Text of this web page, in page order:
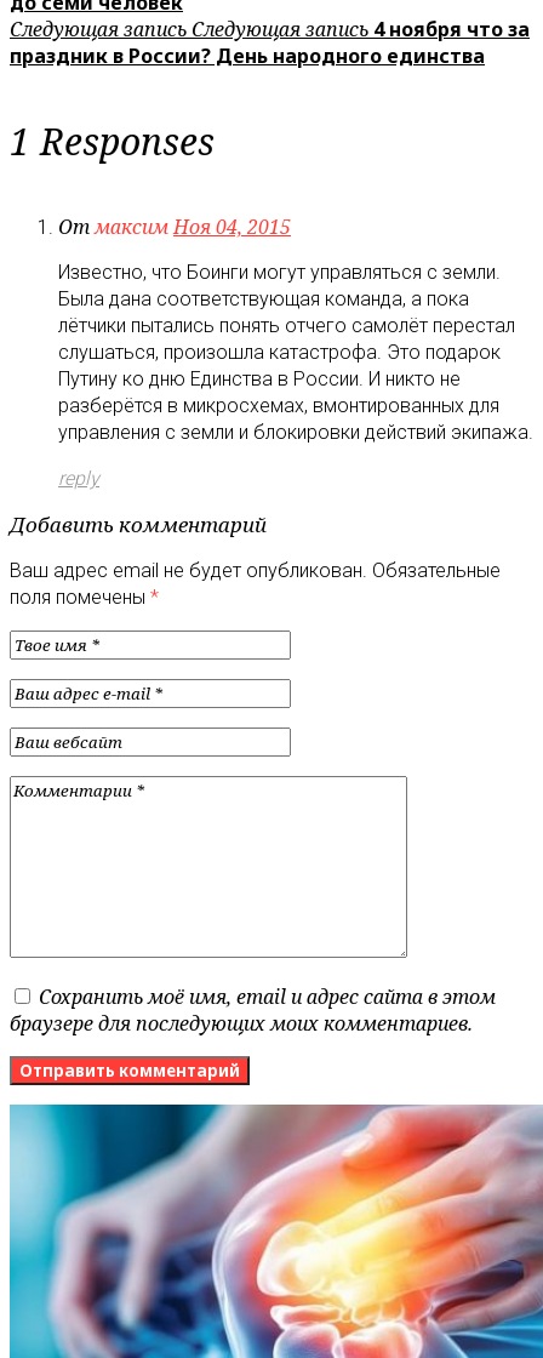
Следующая запись Следующая запись 4 ноября что за
праздник в России? День народного единства
1 Responses
ОтмаксимНоя 04, 2015
Известно, что Боинги могут управляться с земли.
Была дана соответствующая команда, а пока
лётчики пытались понять отчего самолёт перестал
слушаться, произошла катастрофа. Это подарок
Путину ко дню Единства в России. И никто не
разберётся в микросхемах, вмонтированных для
управления с земли и блокировки действий экипажа.
reply
Добавить комментарий
Ваш адрес email не будет опубликован. Обязательные
поля помечены *
Сохранить моё имя, email и адрес сайта в этом
браузере для последующих моих комментариев.